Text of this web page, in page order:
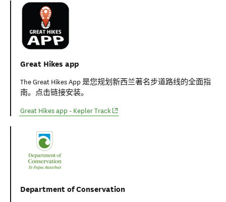
Great Hikes app
The Great Hikes App 是您规划新西兰著名步道路线的全面指
南。点击链接安装。
Great Hikes app - Kepler Track(opens in new window)
Department of Conservation